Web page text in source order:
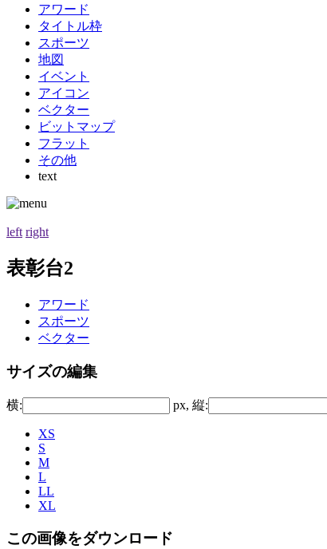
アワード
タイトル枠
スポーツ
地図
イベント
アイコン
ベクター
ビットマップ
フラット
その他
text
left right
表彰台2
アワード
スポーツ
ベクター
サイズの編集
横: px, 縦:
XS
S
M
L
LL
XL
この画像をダウンロード